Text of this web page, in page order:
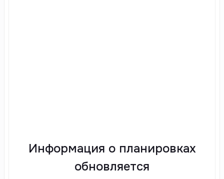
Информация о планировках
обновляется